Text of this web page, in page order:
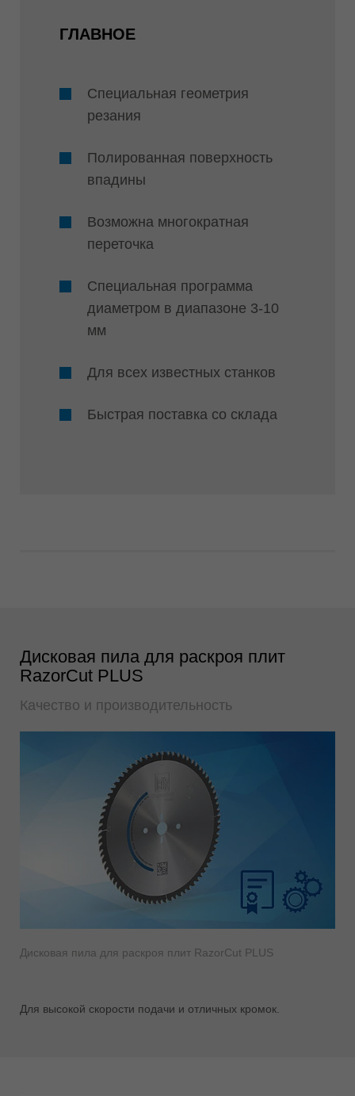
ГЛАВНОЕ
Специальная геометрия
резания
Полированная поверхность
впадины
Возможна многократная
переточка
Специальная программа
диаметром в диапазоне 3-10
мм
Для всех известных станков
Быстрая поставка со склада
Дисковая пила для раскроя плит
RazorCut PLUS
Качество и производительность
Дисковая пила для раскроя плит RazorCut PLUS
Для высокой скорости подачи и отличных кромок.